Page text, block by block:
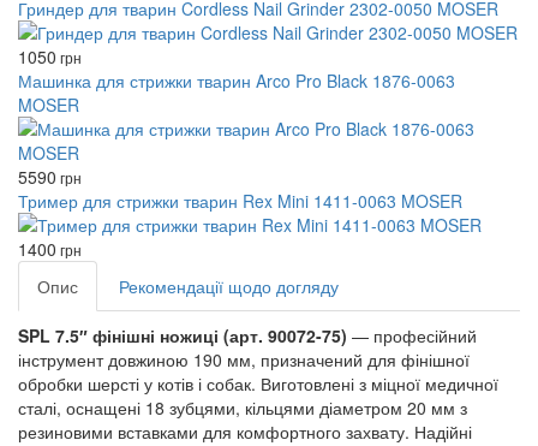
Гриндер для тварин Cordless Nail Grinder 2302-0050 MOSER
1050 грн
Машинка для стрижки тварин Arco Pro Black 1876-0063
MOSER
5590 грн
Тример для стрижки тварин Rex Mini 1411-0063 MOSER
1400 грн
Опис Рекомендації щодо догляду
SPL 7.5″ фінішні ножиці (арт. 90072-75) — професійний
інструмент довжиною 190 мм, призначений для фінішної
обробки шерсті у котів і собак. Виготовлені з міцної медичної
сталі, оснащені 18 зубцями, кільцями діаметром 20 мм з
резиновими вставками для комфортного захвату. Надійні